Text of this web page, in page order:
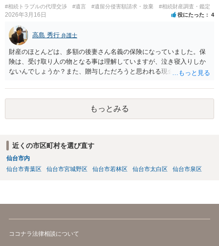
相続放棄されれば問題ありません。 ３） 完全に拒否する方法はないか
もしれませんが、 関わりを持ちたくないとのことでしたら、親族の意
見書にその旨を記載して提出しておけば良いかも知れません。 後見人
としても、関わりを拒否している親族にあえて連絡をしてくる可能性
は低いと考えられます。 以上、ご参考になさってください。
#相続トラブルの代理交渉 #遺言 #遺留分侵害額請求・放棄 #相続財産調査・鑑定
2026年3月16日 役にたった 4
高島 秀行 弁護士
財産のほとんどは、多額の後妻さん名義の保険になっていました。保
険は、受け取り人の物となる事は理解していますが、泣き寝入りしか
ないんでしょうか？また、贈与しただろうと思われる現金の引き出し
うか？ 保険は原則として受取人のものですが、遺産全体での保険金
の割合が高い場合、掛け金が一括払いで、保険金が掛け金の額と同様
の額の場合などは特別受益として遺留分の対象となる可能性がありま
す。 多額の現金の引き出しは、相手に渡ったかどうか、そのとき父
もっとみる
近くの市区町村を選び直す
仙台市内
仙台市青葉区
仙台市宮城野区 仙台市若林区 仙台市太白区 仙台市泉区
ココナラ法律相談について